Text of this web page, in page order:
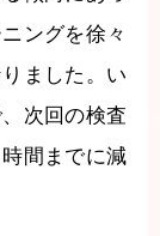
ングを徐々
ました。い
次回の検査
間までに減